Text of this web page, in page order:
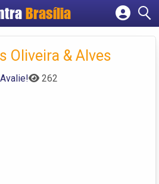
Brasília
Cadastrar empresa
Criar conta
Oliveira & Alves
Avalie! 262